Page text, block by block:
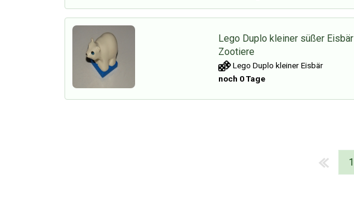
Lego Duplo kleiner süßer Eisbär
Zootiere
Lego Duplo kleiner Eisbär
noch 0 Tage
1